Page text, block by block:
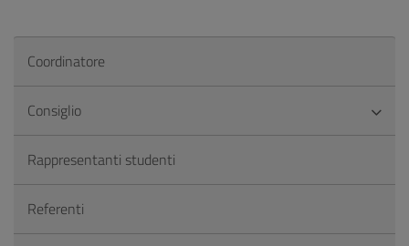
Coordinatore
Consiglio
Rappresentanti studenti
Referenti